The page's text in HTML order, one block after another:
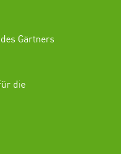
Gärtners
die